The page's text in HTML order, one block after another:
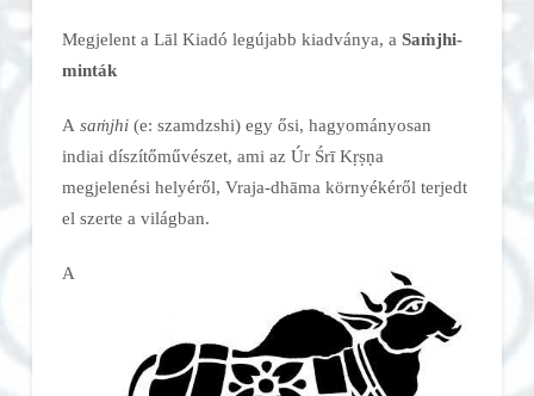
Megjelent a Lāl Kiadó legújabb kiadványa, a Saṁjhi-
minták
A saṁjhi(e: szamdzshi) egy ősi, hagyományosan
indiai díszítőművészet, ami az Úr Śrī Kṛṣṇa
megjelenési helyéről, Vraja-dhāma környékéről terjedt
el szerte a világban.
A